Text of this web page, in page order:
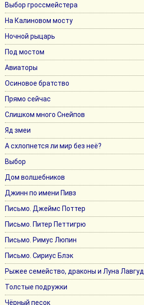
Выбор гроссмейстера
На Калиновом мосту
Ночной рыцарь
Под мостом
Авиаторы
Осиновое братство
Прямо сейчас
Слишком много Снейпов
Яд змеи
А схлопнется ли мир без неё?
Выбор
Дом волшебников
Джинн по имени Пивз
Письмо. Джеймс Поттер
Письмо. Питер Петтигрю
Письмо. Римус Люпин
Письмо. Сириус Блэк
Рыжее семейство, драконы и Луна Лавгуд
Толстые подружки
Чëрный песок